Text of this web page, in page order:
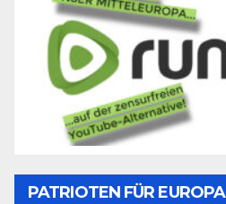
PATRIOTEN FÜR EUROPA